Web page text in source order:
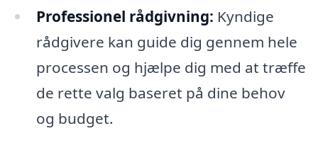
Professionel rådgivning: Kyndige
rådgivere kan guide dig gennem hele
processen og hjælpe dig med at træffe
de rette valg baseret på dine behov
og budget.